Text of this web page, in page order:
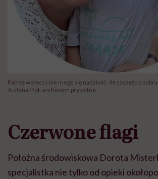
Patrzę wstecz i nie mogę się nadziwić, ile szczęścia
Justyna / fot. archiwum prywatne
Czerwone flagi
Położna środowiskowa Dorota
specjalistka nie tylko od opieki